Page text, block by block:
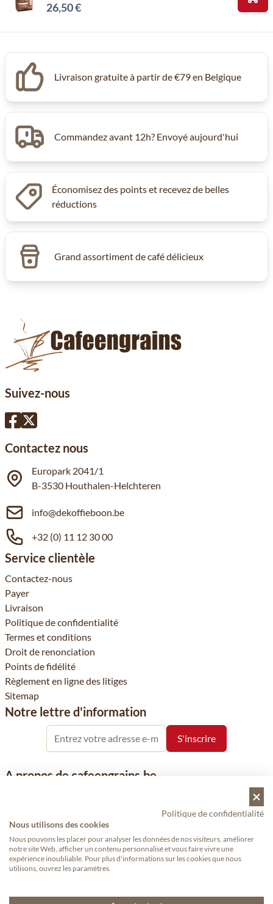
26,50 €
Livraison gratuite à partir de €79 en Belgique
Commandez avant 12h? Envoyé aujourd'hui
Économisez des points et recevez de belles
réductions
Grand assortiment de café délicieux
Suivez-nous
Contactez nous
Europark 2041/1
B-3530 Houthalen-Helchteren
info@dekoffieboon.be
+32 (0) 11 12 30 00
Service clientèle
Contactez-nous
Payer
Livraison
Politique de confidentialité
Termes et conditions
Droit de renonciation
Points de fidélité
Règlement en ligne des litiges
Sitemap
Notre lettre d'information
A propos de cafeengrains.be
concentre sur la vente de produits à base de café, de renommée
nationale et internationale, tels que le café, les grains de café, le
café moulu et les dosettes de café, garants de qualité.
Politique de confidentialité
Nous utilisons des cookies
Nous pouvons les placer pour analyser les données de nos visiteurs, améliorer
notre site Web, afficher un contenu personnalisé et vous faire vivre une
expérience inoubliable. Pour plus d'informations sur les cookies que nous
utilisons, ouvrez les paramètres.